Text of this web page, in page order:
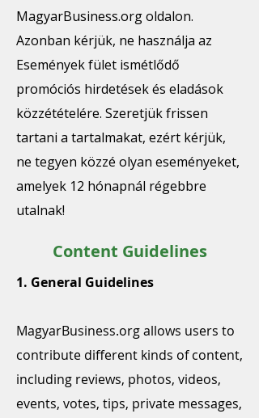
MagyarBusiness.org oldalon.
Azonban kérjük, ne használja az
Események fület ismétlődő
promóciós hirdetések és eladások
közzétételére. Szeretjük frissen
tartani a tartalmakat, ezért kérjük,
ne tegyen közzé olyan eseményeket,
amelyek 12 hónapnál régebbre
utalnak!
Content Guidelines
1. General Guidelines
MagyarBusiness.org allows users to
contribute different kinds of content,
including reviews, photos, videos,
events, votes, tips, private messages,